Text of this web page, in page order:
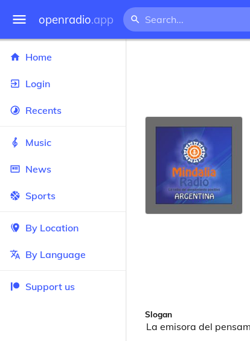
openradio.app
Home
Login
Recents
Music
News
Sports
By Location
By Language
Support us
Slogan
La emisora del